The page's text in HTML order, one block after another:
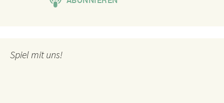
Spiel mit uns!